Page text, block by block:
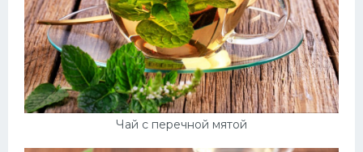
Чай с перечной мятой